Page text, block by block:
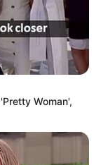
Woman',